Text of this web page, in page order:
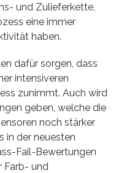
und Zulieferkette,
eine immer
haben.
dafür sorgen, dass
intensiveren
zunimmt. Auch wird
geben, welche die
noch stärker
in der neuesten
Fail-Bewertungen
Farb- und